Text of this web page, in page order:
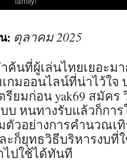
: ตุลาคม 2025
ค้นที่ผู้เล่นไทยเยอะม
กมออนไลน์ที่น่าไว้ใ
รียมก่อน yak69 สมัคร
บบ หนทางรับแล้วก็กา
วอย่างการคำนวณเทิ
ะก็ยุทธวิธีบริหารงบที่
ไปใช้ได้ทันที